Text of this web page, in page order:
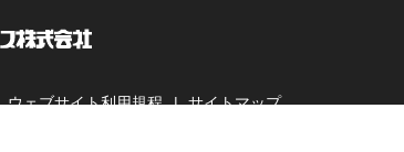
ウェブサイト利用規程 サイトマップ